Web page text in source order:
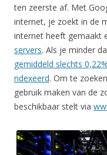
ten zeerste af. Met
internet, je zoekt in de
internet heeft gemaakt
servers. Als je minder
gemiddeld slechts
ndexeerd. Om te
gebruik maken van de
beschikbaar stelt via